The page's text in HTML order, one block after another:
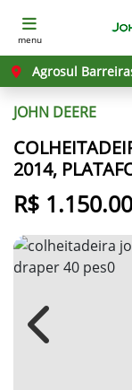
menu
Agrosul
JOHN DEERE
2014,
R$
Previous